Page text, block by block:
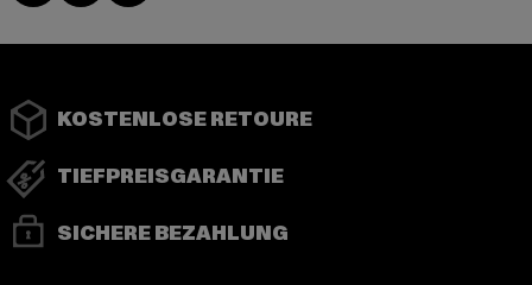
KOSTENLOSE RETOURE
TIEFPREISGARANTIE
SICHERE BEZAHLUNG